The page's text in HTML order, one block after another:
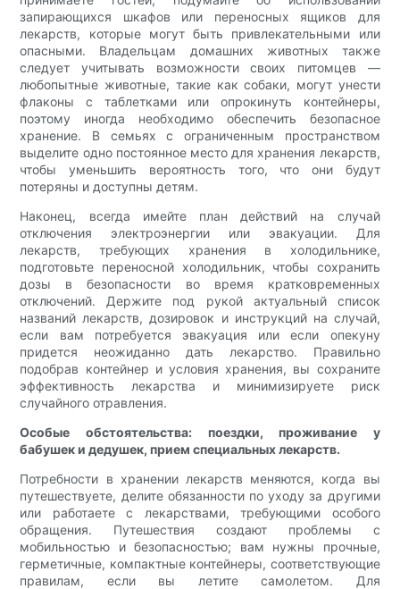
запирающихся шкафов или переносных ящиков для
лекарств, которые могут быть привлекательными или
опасными. Владельцам домашних животных также
следует учитывать возможности своих питомцев —
любопытные животные, такие как собаки, могут унести
флаконы с таблетками или опрокинуть контейнеры,
поэтому иногда необходимо обеспечить безопасное
хранение. В семьях с ограниченным пространством
выделите одно постоянное место для хранения лекарств,
чтобы уменьшить вероятность того, что они будут
потеряны и доступны детям.
Наконец, всегда имейте план действий на случай
отключения электроэнергии или эвакуации. Для
лекарств, требующих хранения в холодильнике,
подготовьте переносной холодильник, чтобы сохранить
дозы в безопасности во время кратковременных
отключений. Держите под рукой актуальный список
названий лекарств, дозировок и инструкций на случай,
если вам потребуется эвакуация или если опекуну
придется неожиданно дать лекарство. Правильно
подобрав контейнер и условия хранения, вы сохраните
эффективность лекарства и минимизируете риск
случайного отравления.
Особые обстоятельства: поездки, проживание у
бабушек и дедушек, прием специальных лекарств.
Потребности в хранении лекарств меняются, когда вы
путешествуете, делите обязанности по уходу за другими
или работаете с лекарствами, требующими особого
обращения. Путешествия создают проблемы с
мобильностью и безопасностью; вам нужны прочные,
герметичные, компактные контейнеры, соответствующие
правилам, если вы летите самолетом. Для